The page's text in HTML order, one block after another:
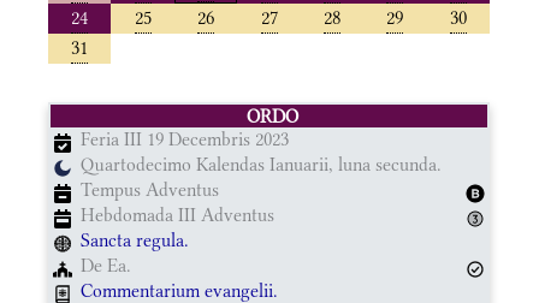
24 25 26 27 28 29
30
31
ORDO
Feria III 19 Decembris 2023
Quartodecimo Kalendas Ianuarii, luna secunda.
Tempus Adventus
Hebdomada III Adventus
Sancta regula.
De Ea.
Commentarium evangelii.